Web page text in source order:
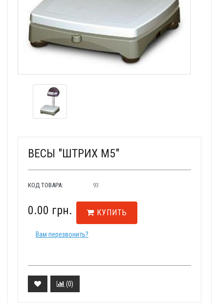
ВЕСЫ "ШТРИХ М5"
КОД ТОВАРА: 93
0.00 грн. КУПИТЬ
Вам перезвонить?
(0)